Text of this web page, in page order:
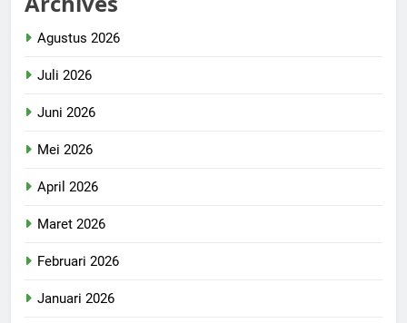
Agustus 2026
Juli 2026
Juni 2026
Mei 2026
April 2026
Maret 2026
Februari 2026
Januari 2026